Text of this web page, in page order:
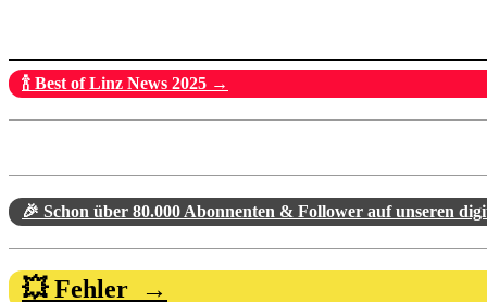
🍾 Best of Linz News 2025 →
🎉 Schon über 80.000 Abonnenten & Follower auf unseren
💥 Fehler →